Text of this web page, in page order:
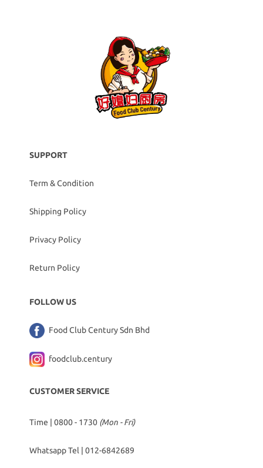
SUPPORT
Term & Condition
Shipping Policy
Privacy Policy
Return Policy
FOLLOW US
Food Club Century Sdn Bhd
foodclub.century
CUSTOMER SERVICE
Time | 0800 - 1730 (Mon - Fri)
Whatsapp Tel | 012-6842689